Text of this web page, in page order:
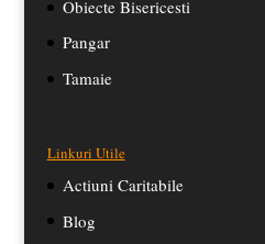
Obiecte Bisericesti
Pangar
Tamaie
Linkuri Utile
Actiuni Caritabile
Blog